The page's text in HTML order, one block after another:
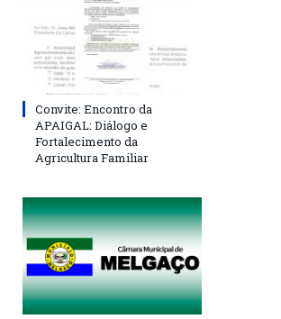
Convite: Encontro da
APAIGAL: Diálogo e
Fortalecimento da
Agricultura Familiar